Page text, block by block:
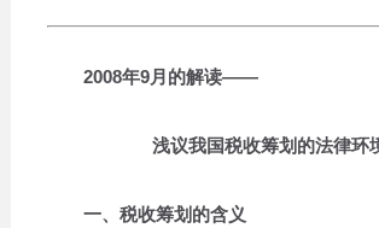
2008年9月的解读——
浅议我国税收筹划的法律环
一、税收筹划的含义